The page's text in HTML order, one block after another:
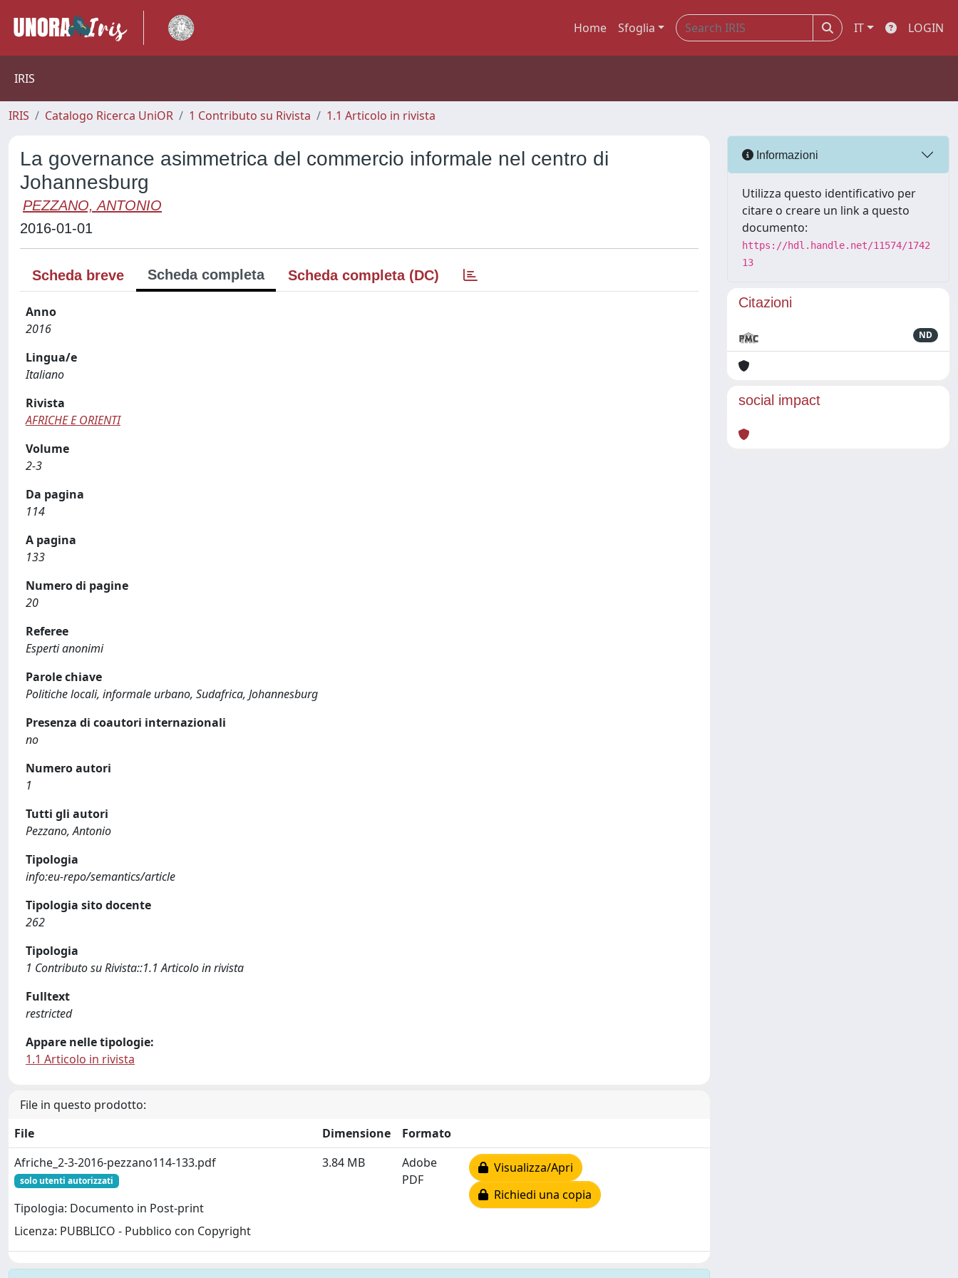
Home Sfoglia IT LOGIN
IRIS
IRIS Catalogo Ricerca UniOR 1 Contributo su Rivista 1.1 Articolo in rivista
La governance asimmetrica del commercio informale nel centro di
Johannesburg
PEZZANO, ANTONIO
2016-01-01
Scheda breve Scheda completa Scheda completa (DC)
Anno
2016
Lingua/e
Italiano
Rivista
AFRICHE E ORIENTI
Volume
2-3
Da pagina
114
A pagina
133
Numero di pagine
20
Referee
Esperti anonimi
Parole chiave
Politiche locali, informale urbano, Sudafrica, Johannesburg
Presenza di coautori internazionali
no
Numero autori
1
Tutti gli autori
Pezzano, Antonio
Tipologia
info:eu-repo/semantics/article
Tipologia sito docente
262
Tipologia
1 Contributo su Rivista::1.1 Articolo in rivista
Fulltext
restricted
Appare nelle tipologie:
1.1 Articolo in rivista
File in questo prodotto:
File
Dimensione
Formato
Afriche_2-3-2016-pezzano114-133.pdf
solo utenti autorizzati
Tipologia: Documento in Post-print
Licenza: PUBBLICO - Pubblico con Copyright
3.84 MB
Adobe
PDF
Visualizza/Apri
Richiedi una copia
Informazioni
Utilizza questo identificativo per
citare o creare un link a questo
documento:
https://hdl.handle.net/11574/1742
13
Citazioni
ND
social impact